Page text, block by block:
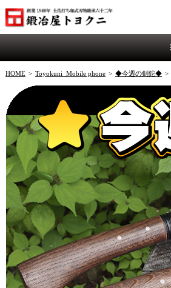
HOME > Toyokuni_Mobile phone > ◆今週の剣鉈◆ >